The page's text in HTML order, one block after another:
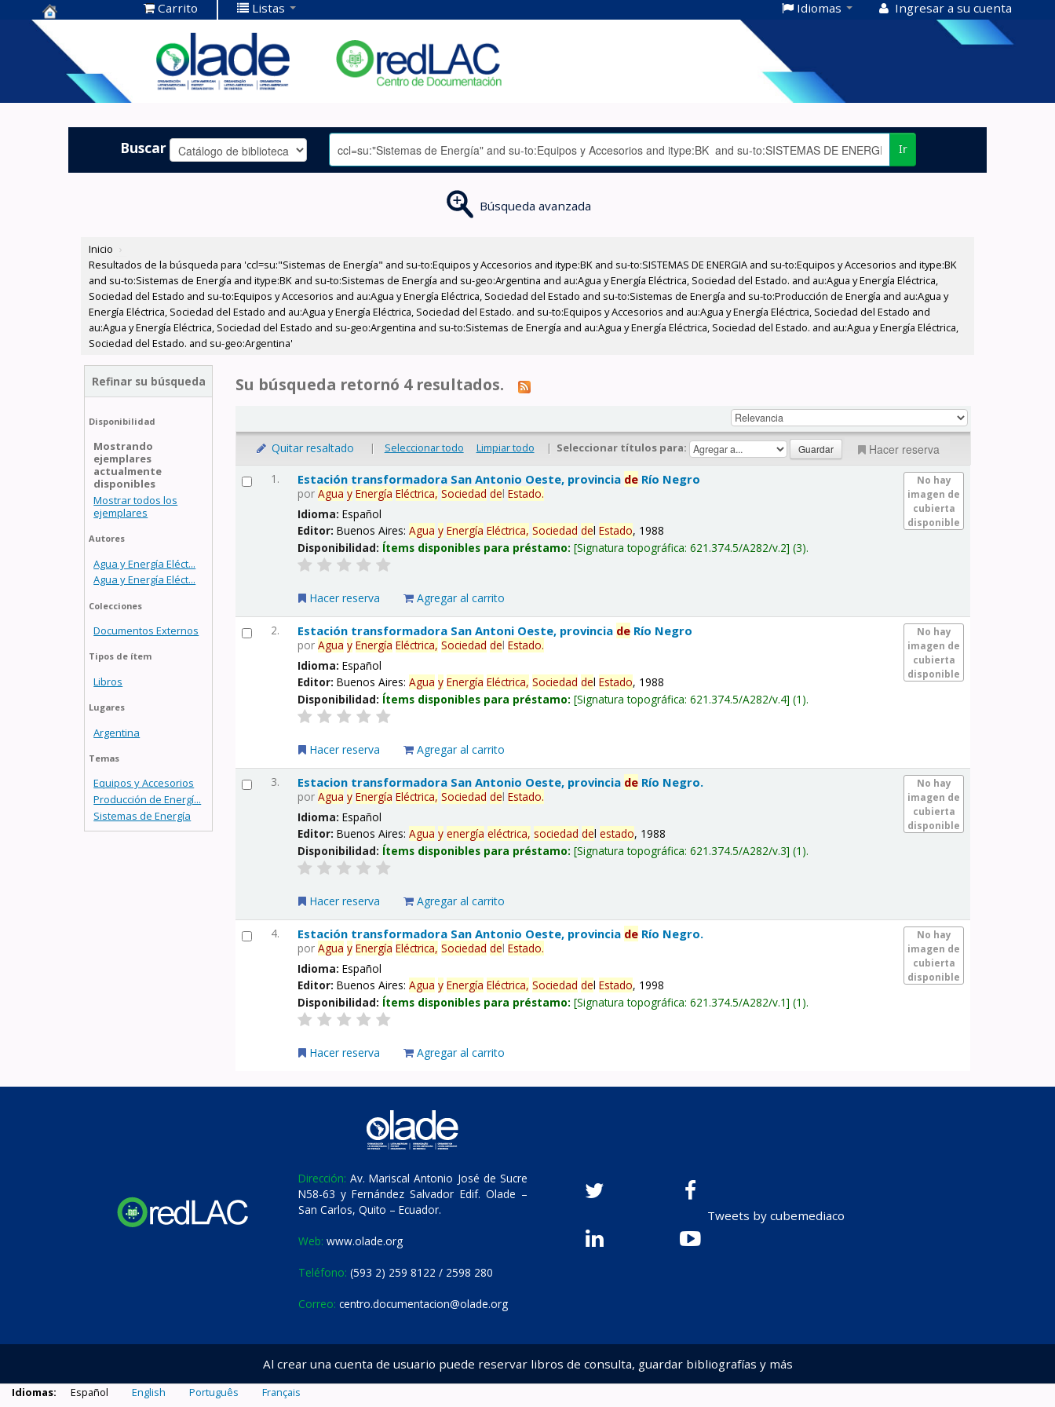
Centro de
Documentación
OLADE -
Carrito Listas Idiomas Ingresar a su cuenta
Buscar Ir
Búsqueda avanzada
Inicio ›
Resultados de la búsqueda para 'ccl=su:"Sistemas de Energía" and su-to:Equipos y Accesorios and itype:BK and su-to:SISTEMAS DE ENERGIA and su-to:Equipos y Accesorios and itype:BK
and su-to:Sistemas de Energía and itype:BK and su-to:Sistemas de Energía and su-geo:Argentina and au:Agua y Energía Eléctrica, Sociedad del Estado. and au:Agua y Energía Eléctrica,
Sociedad del Estado and su-to:Equipos y Accesorios and au:Agua y Energía Eléctrica, Sociedad del Estado and su-to:Sistemas de Energía and su-to:Producción de Energía and au:Agua y
Energía Eléctrica, Sociedad del Estado and au:Agua y Energía Eléctrica, Sociedad del Estado. and su-to:Equipos y Accesorios and au:Agua y Energía Eléctrica, Sociedad del Estado and
au:Agua y Energía Eléctrica, Sociedad del Estado and su-geo:Argentina and su-to:Sistemas de Energía and au:Agua y Energía Eléctrica, Sociedad del Estado. and au:Agua y Energía Eléctrica,
Sociedad del Estado. and su-geo:Argentina'
Refinar su búsqueda
Disponibilidad
Mostrando
ejemplares
actualmente
disponibles
Mostrar todos los
ejemplares
Autores
Agua y Energía Eléct...
Agua y Energía Eléct...
Colecciones
Documentos Externos
Tipos de ítem
Libros
Lugares
Argentina
Temas
Equipos y Accesorios
Producción de Energí...
Sistemas de Energía
Su búsqueda retornó 4 resultados.
Quitar resaltado | Seleccionar todo Limpiar todo | Seleccionar títulos para: Hacer reserva
1.
No hay
imagen de
cubierta
disponible
Estación transformadora San Antonio Oeste, provincia de Río Negro
porAgua y Energía Eléctrica, Sociedad delEstado.
Idioma:Español
Editor:Buenos Aires:Agua y Energía Eléctrica, Sociedad delEstado, 1988
Disponibilidad: Ítems disponibles para préstamo: Signatura topográfica:621.374.5/A282/v.2 (3).
Hacer reserva Agregar al carrito
2.
No hay
imagen de
cubierta
disponible
Estación transformadora San Antoni Oeste, provincia de Río Negro
porAgua y Energía Eléctrica, Sociedad delEstado.
Idioma:Español
Editor:Buenos Aires:Agua y Energía Eléctrica, Sociedad delEstado, 1988
Disponibilidad: Ítems disponibles para préstamo: Signatura topográfica:621.374.5/A282/v.4 (1).
Hacer reserva Agregar al carrito
3.
No hay
imagen de
cubierta
disponible
Estacion transformadora San Antonio Oeste, provincia de Río Negro.
porAgua y Energía Eléctrica, Sociedad delEstado.
Idioma:Español
Editor:Buenos Aires:Agua y energía eléctrica, sociedad delestado, 1988
Disponibilidad: Ítems disponibles para préstamo: Signatura topográfica:621.374.5/A282/v.3 (1).
Hacer reserva Agregar al carrito
4.
No hay
imagen de
cubierta
disponible
Estación transformadora San Antonio Oeste, provincia de Río Negro.
porAgua y Energía Eléctrica, Sociedad delEstado.
Idioma:Español
Editor:Buenos Aires:Agua y Energía Eléctrica, Sociedad delEstado, 1998
Disponibilidad: Ítems disponibles para préstamo: Signatura topográfica:621.374.5/A282/v.1 (1).
Hacer reserva Agregar al carrito
Dirección: Av. Mariscal Antonio José de Sucre
N58-63 y Fernández Salvador Edif. Olade –
San Carlos, Quito – Ecuador.
Web: www.olade.org
Teléfono: (593 2) 259 8122 / 2598 280
Correo: centro.documentacion@olade.org
Tweets by cubemediaco
Al crear una cuenta de usuario puede reservar libros de consulta, guardar bibliografías y más
Idiomas: Español English Português Français